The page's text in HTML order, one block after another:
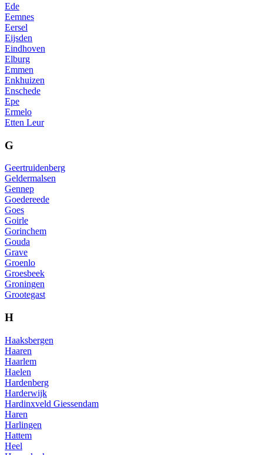
Ede
Eemnes
Eersel
Eijsden
Eindhoven
Elburg
Emmen
Enkhuizen
Enschede
Epe
Ermelo
Etten Leur
G
Geertruidenberg
Geldermalsen
Gennep
Goedereede
Goes
Goirle
Gorinchem
Gouda
Grave
Groenlo
Groesbeek
Groningen
Grootegast
H
Haaksbergen
Haaren
Haarlem
Haelen
Hardenberg
Harderwijk
Hardinxveld Giessendam
Haren
Harlingen
Hattem
Heel